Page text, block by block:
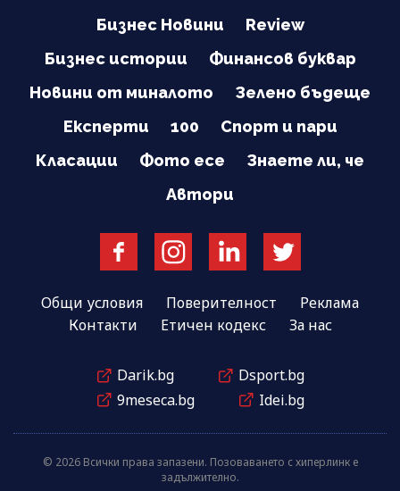
Бизнес Новини
Review
Бизнес истории
Финансов буквар
Новини от миналото
Зелено бъдеще
Експерти
100
Спорт и пари
Класации
Фото есе
Знаете ли, че
Автори
Общи условия Поверителност
Реклама
Контакти
Етичен кодекс За нас
Darik.bg
Dsport.bg
9meseca.bg
Idei.bg
© 2026 Всички права запазени. Позоваването с хиперлинк е
задължително.